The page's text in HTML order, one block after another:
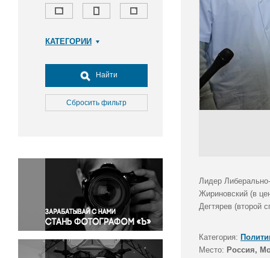
КАТЕГОРИИ
Досуг, туризм и отдых
Культура
Медицина
Окружающая среда
Политика
Правосудие
Происшествия и конфликты
Религия
Светская жизнь
Спорт
Найти
Сбросить фильтр
Лидер
Жириновский (в
Дегтярев (второй
Категория:
Место: Россия,